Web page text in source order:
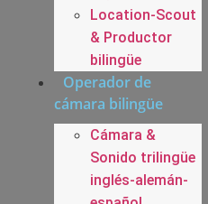
Location-Scout
& Productor
bilingüe
Operador de
cámara bilingüe
Cámara &
Sonido trilingüe
inglés-alemán-